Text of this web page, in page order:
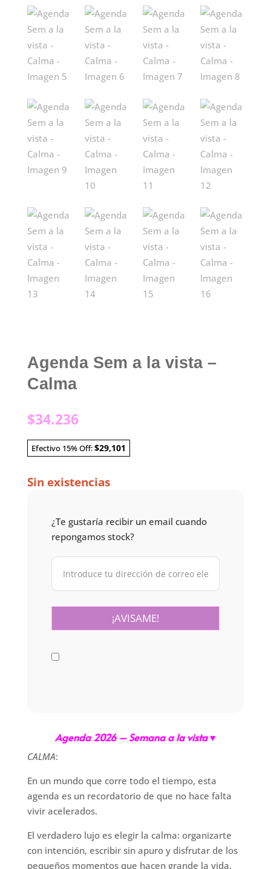
Agenda Sem a la vista –
Calma
$34.236
Efectivo 15% Off:$29,101
Sin existencias
¿Te gustaría recibir un email cuando
repongamos stock?
Agenda 2026 – Semana a la vista ♥
CALMA:
En un mundo que corre todo el tiempo, esta
agenda es un recordatorio de que no hace falta
vivir acelerados.
El verdadero lujo es elegir la calma: organizarte
con intención, escribir sin apuro y disfrutar de los
pequeños momentos que hacen grande la vida.